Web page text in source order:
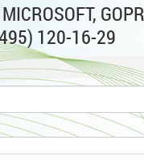
120-16-29